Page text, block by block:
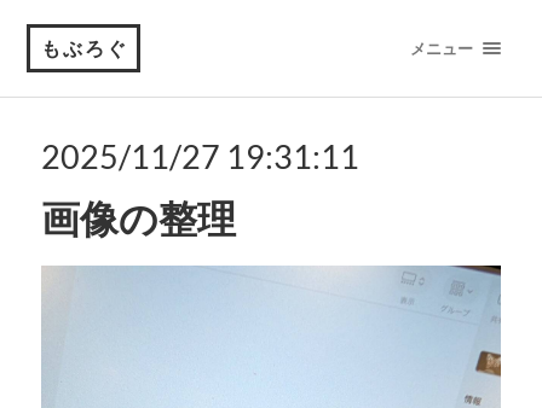
もぶろぐ メニュー
2025/11/27 19:31:11
画像の整理